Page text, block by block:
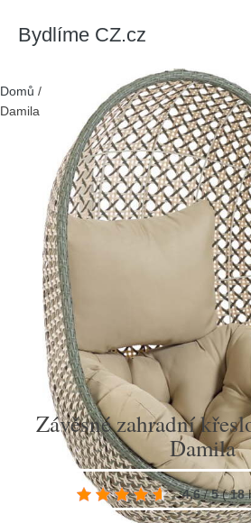
Bydlíme CZ.cz
Domů / Nábytek/Závěsné
Damila
Závěsné zahradní
Damila
4.6 / 5 ( 18